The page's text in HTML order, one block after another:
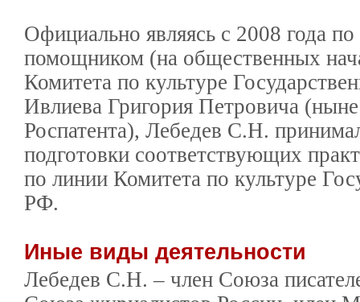
Официально являясь с 2008 года по
помощником (на общественных
Комитета по культуре
Ивлиева Григория Петровича
Роспатента), Лебедев С.Н.
подготовки соответствующих
по линии Комитета по культуре
РФ.
Иные виды деятельности
Лебедев С.Н. – член Союза